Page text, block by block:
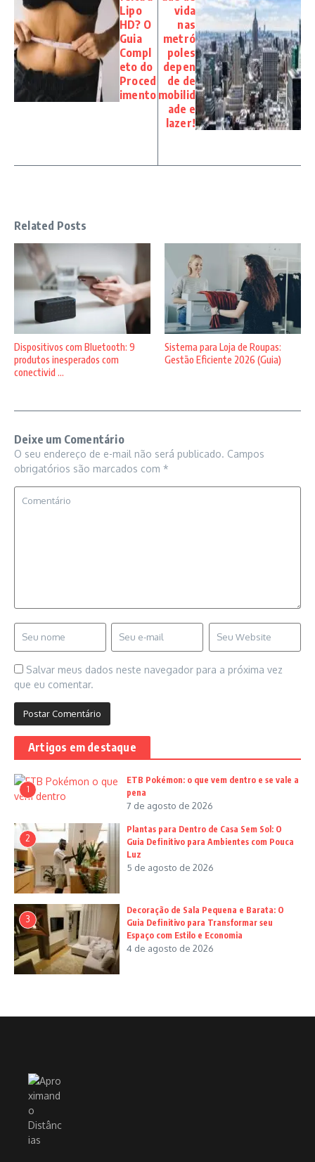
Lipo
HD? O
Guia
Compl
eto do
Proced
imento
vida
nas
metró
poles
depen
de de
mobilid
ade e
lazer!
Related Posts
Dispositivos com Bluetooth: 9
produtos inesperados com
conectivid ...
Sistema para Loja de Roupas:
Gestão Eficiente 2026 (Guia)
Deixe um Comentário
O seu endereço de e-mail não será publicado. Campos
obrigatórios são marcados com *
Salvar meus dados neste navegador para a próxima vez
que eu comentar.
Artigos em destaque
1
ETB Pokémon: o que vem dentro e se vale a
pena
7 de agosto de 2026
2
Plantas para Dentro de Casa Sem Sol: O
Guia Definitivo para Ambientes com Pouca
Luz
5 de agosto de 2026
3
Decoração de Sala Pequena e Barata: O
Guia Definitivo para Transformar seu
Espaço com Estilo e Economia
4 de agosto de 2026